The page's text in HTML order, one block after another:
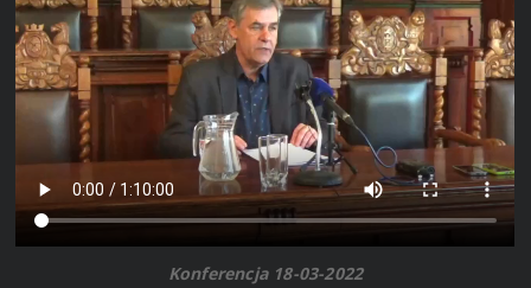
Konferencja 18-03-2022